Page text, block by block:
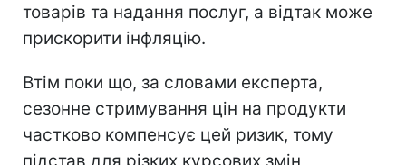
товарів та надання послуг, а відтак може
прискорити інфляцію.
Втім поки що, за словами експерта,
сезонне стримування цін на продукти
частково компенсує цей ризик, тому
підстав для різких курсових змін